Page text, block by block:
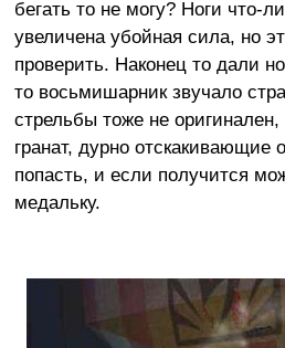
бегать то не могу? Ноги что-
увеличена убойная сила, но
проверить. Наконец то дали
то восьмишарник звучало
стрельбы тоже не
гранат, дурно отскакивающие
попасть, и если получится
медальку.